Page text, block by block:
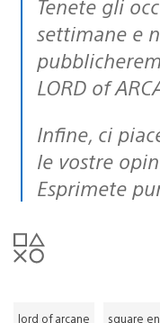
Tenete gli occhi aperti: nelle
settimane e
LORD of
Infine, ci piacerebbe molto ricevere
le vostre
Esprimete
lord of arcane square